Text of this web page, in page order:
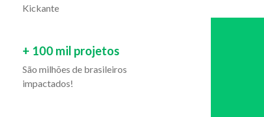
Kickante
+ 100 mil projetos
São milhões de brasileiros
impactados!